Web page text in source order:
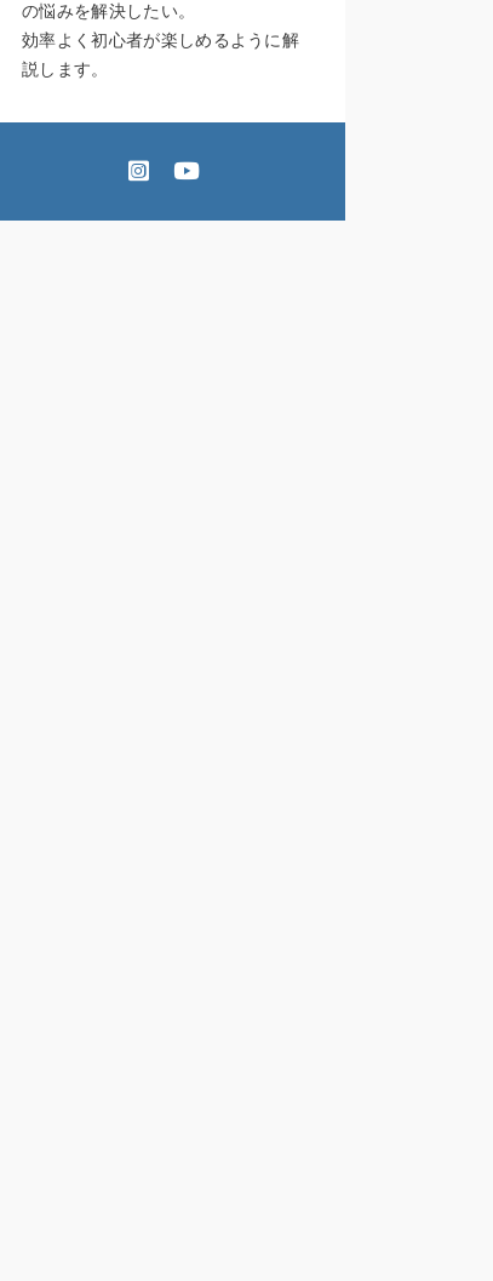
の悩みを解決したい。
効率よく初心者が楽しめるように解
説します。